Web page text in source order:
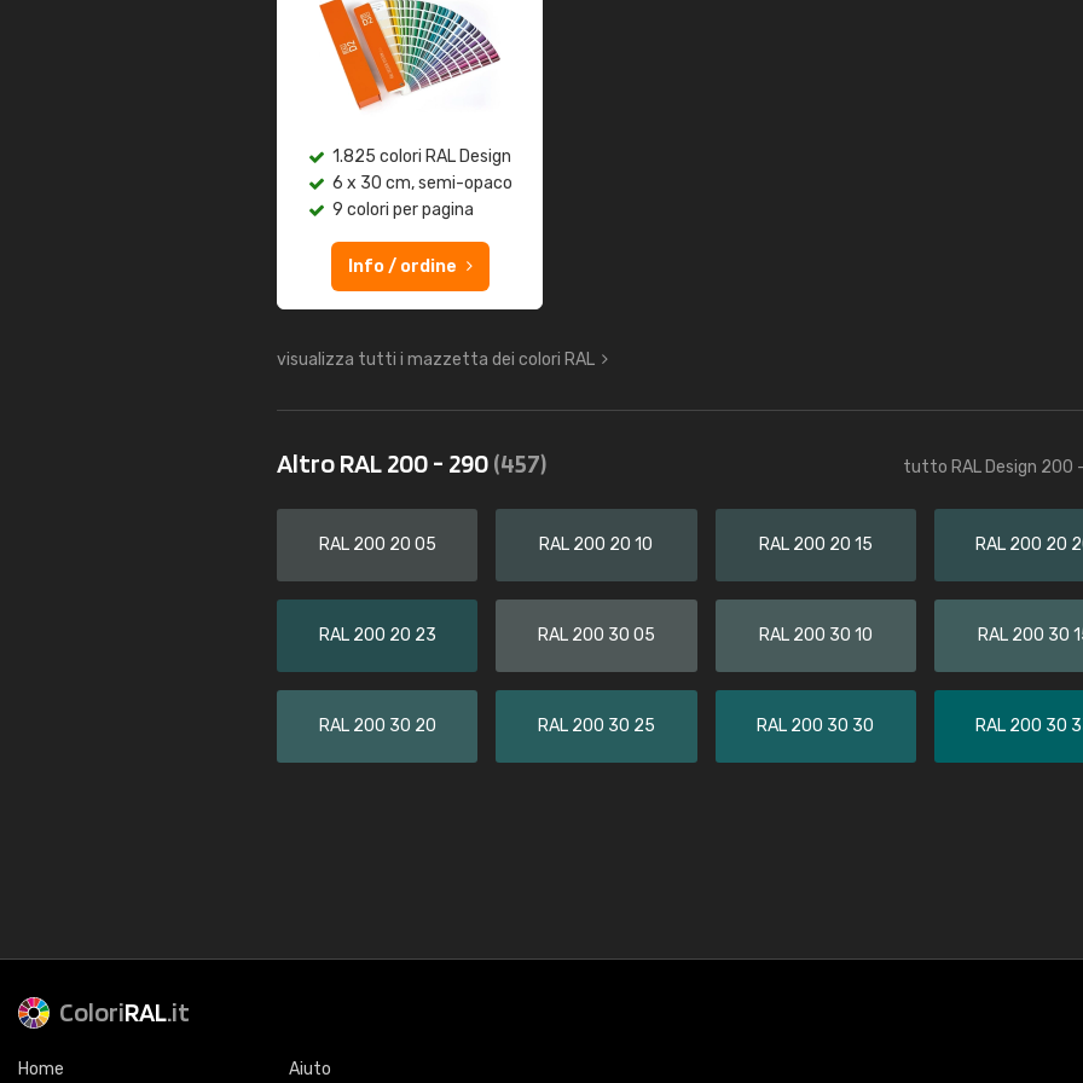
1.825 colori RAL Design
6 x 30 cm, semi-opaco
9 colori per pagina
Info / ordine
visualizza tutti i mazzetta dei colori RAL
Altro RAL 200 - 290(457) tutto RAL Design 200
RAL 200 20 05 RAL 200 20 10 RAL 200 20 15 RAL 200 20
RAL 200 20 23 RAL 200 30 05 RAL 200 30 10 RAL 200 30
RAL 200 30 20 RAL 200 30 25 RAL 200 30 30 RAL 200 30
ColoriRAL.it
Home Aiuto